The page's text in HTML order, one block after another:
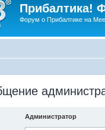
Прибалтика!
Форум о Прибалтике на
Администратор